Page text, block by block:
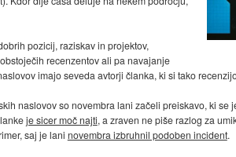
pozicij, raziskav in projektov,
recenzentov ali pa navajanje
imajo seveda avtorji članka, ki si tako
naslovov so novembra lani začeli preiskavo, ki se
je sicer moč najti, a zraven ne piše razlog za
saj je lani novembra izbruhnil podoben incident.